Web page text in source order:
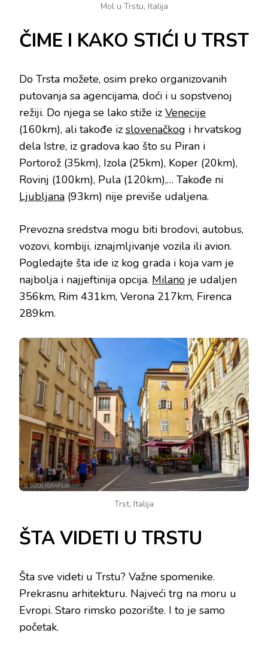
Mol u Trstu, Italija
ČIME I KAKO STIĆI U TRST
Do Trsta možete, osim preko organizovanih
putovanja sa agencijama, doći i u sopstvenoj
režiji. Do njega se lako stiže iz Venecije
(160km), ali takođe iz slovenačkog i hrvatskog
dela Istre, iz gradova kao što su Piran i
Portorož (35km), Izola (25km), Koper (20km),
Rovinj (100km), Pula (120km),… Takođe ni
Ljubljana (93km) nije previše udaljena.
Prevozna sredstva mogu biti brodovi, autobus,
vozovi, kombiji, iznajmljivanje vozila ili avion.
Pogledajte šta ide iz kog grada i koja vam je
najbolja i najjeftinija opcija. Milano je udaljen
356km, Rim 431km, Verona 217km, Firenca
289km.
Trst, Italija
ŠTA VIDETI U TRSTU
Šta sve videti u Trstu? Važne spomenike.
Prekrasnu arhitekturu. Najveći trg na moru u
Evropi. Staro rimsko pozorište. I to je samo
početak.